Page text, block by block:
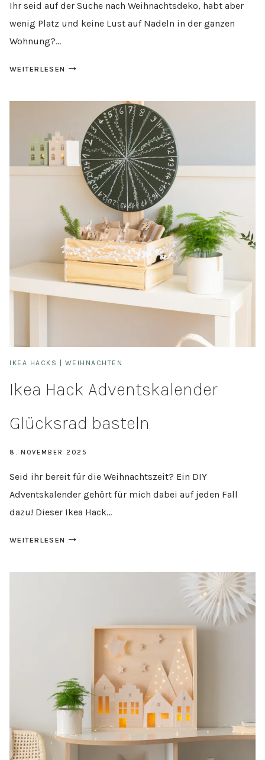
Ihr seid auf der Suche nach Weihnachtsdeko, habt aber
wenig Platz und keine Lust auf Nadeln in der ganzen
Wohnung?…
WEITERLESEN ALTERNATIVER
HOLZKLÖTZCHEN
BASTELN
IKEA
HACK
RÖDALM
RAHMEN
IKEA HACKS | WEIHNACHTEN
Ikea Hack Adventskalender
Glücksrad basteln
8. NOVEMBER 2025
Seid ihr bereit für die Weihnachtszeit? Ein DIY
Adventskalender gehört für mich dabei auf jeden Fall
dazu! Dieser Ikea Hack…
WEITERLESEN IKEA